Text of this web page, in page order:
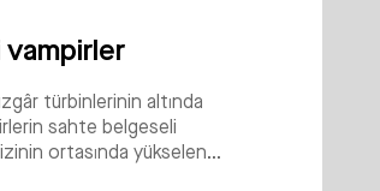
vampirler
türbinlerinin altında
sahte belgeseli
ortasında yükselen...